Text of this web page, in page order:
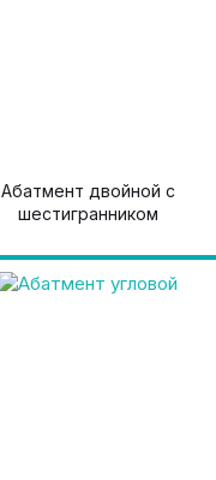
Абатмент двойной с
шестигранником